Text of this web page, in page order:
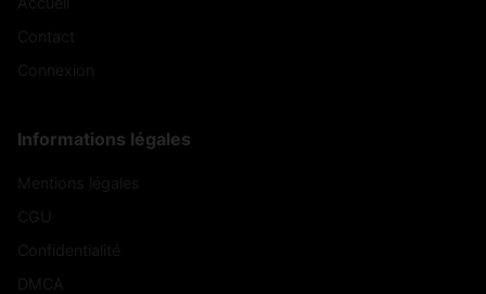
Informations légales